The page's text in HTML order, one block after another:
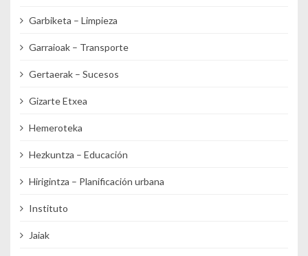
Garbiketa – Limpieza
Garraioak – Transporte
Gertaerak – Sucesos
Gizarte Etxea
Hemeroteka
Hezkuntza – Educación
Hirigintza – Planificación urbana
Instituto
Jaiak